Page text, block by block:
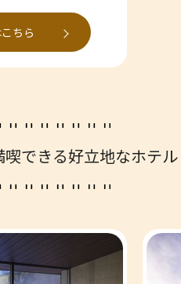
ちら
喫できる好立地なホテル